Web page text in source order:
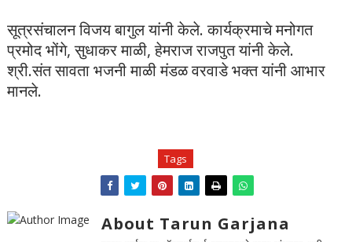
सूत्रसंचालन विजय बागुल यांनी केले. कार्यक्रमाचे मनोगत
प्रमोद भोंगे, सुधाकर माळी, हेमराज राजपुत यांनी केले.
श्री.संत सावता भजनी माळी मंडळ वरवाडे भक्त यांनी आभार
मानले.
Tags
About Tarun Garjana